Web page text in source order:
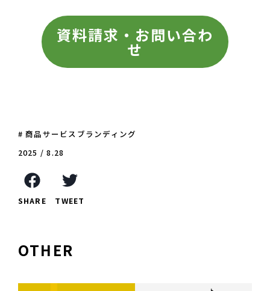
資料請求・お問い合わ
せ
# 商品サービスブランディング
2025 / 8.28
SHARE TWEET
OTHER